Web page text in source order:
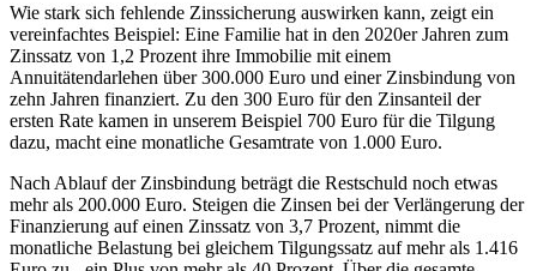
Wie stark sich fehlende Zinssicherung auswirken kann, zeigt ein
vereinfachtes Beispiel: Eine Familie hat in den 2020er Jahren zum
Zinssatz von 1,2 Prozent ihre Immobilie mit einem
Annuitätendarlehen über 300.000 Euro und einer Zinsbindung von
zehn Jahren finanziert. Zu den 300 Euro für den Zinsanteil der
ersten Rate kamen in unserem Beispiel 700 Euro für die Tilgung
dazu, macht eine monatliche Gesamtrate von 1.000 Euro.
Nach Ablauf der Zinsbindung beträgt die Restschuld noch etwas
mehr als 200.000 Euro. Steigen die Zinsen bei der Verlängerung der
Finanzierung auf einen Zinssatz von 3,7 Prozent, nimmt die
monatliche Belastung bei gleichem Tilgungssatz auf mehr als 1.416